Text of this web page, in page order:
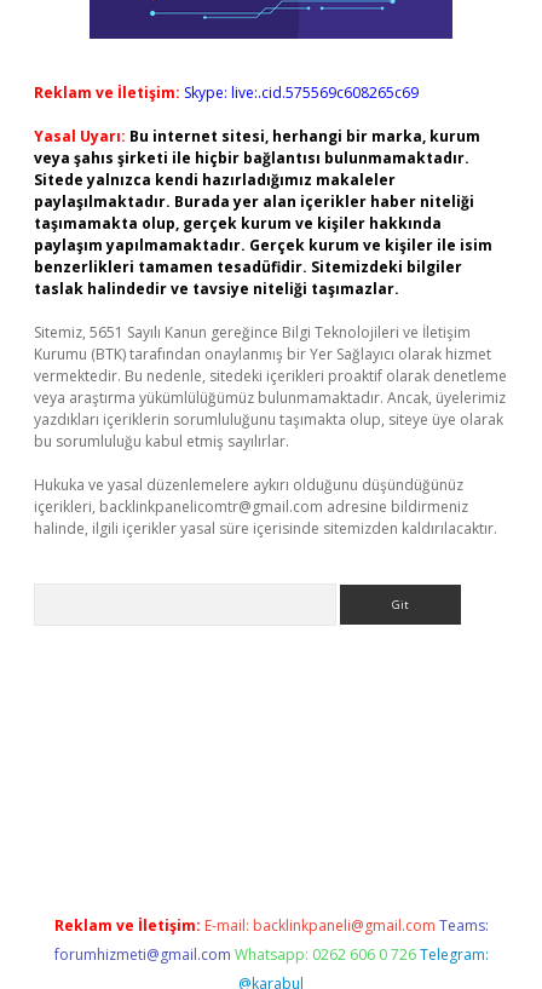
Reklam ve İletişim: Skype: live:.cid.575569c608265c69
Yasal Uyarı: Bu internet sitesi, herhangi bir marka, kurum
veya şahıs şirketi ile hiçbir bağlantısı bulunmamaktadır.
Sitede yalnızca kendi hazırladığımız makaleler
paylaşılmaktadır. Burada yer alan içerikler haber niteliği
taşımamakta olup, gerçek kurum ve kişiler hakkında
paylaşım yapılmamaktadır. Gerçek kurum ve kişiler ile isim
benzerlikleri tamamen tesadüfidir. Sitemizdeki bilgiler
taslak halindedir ve tavsiye niteliği taşımazlar.
Sitemiz, 5651 Sayılı Kanun gereğince Bilgi Teknolojileri ve İletişim
Kurumu (BTK) tarafından onaylanmış bir Yer Sağlayıcı olarak hizmet
vermektedir. Bu nedenle, sitedeki içerikleri proaktif olarak denetleme
veya araştırma yükümlülüğümüz bulunmamaktadır. Ancak, üyelerimiz
yazdıkları içeriklerin sorumluluğunu taşımakta olup, siteye üye olarak
bu sorumluluğu kabul etmiş sayılırlar.
Hukuka ve yasal düzenlemelere aykırı olduğunu düşündüğünüz
içerikleri, backlinkpanelicomtr@gmail.com adresine bildirmeniz
halinde, ilgili içerikler yasal süre içerisinde sitemizden kaldırılacaktır.
Reklam ve İletişim: E-mail: backlinkpaneli@gmail.com Teams:
forumhizmeti@gmail.com Whatsapp: 0262 606 0 726 Telegram:
@karabul